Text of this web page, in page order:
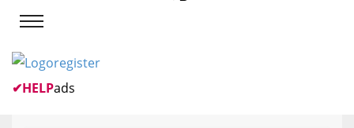
✔HELPads